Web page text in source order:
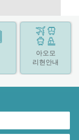
아오모
리현안내